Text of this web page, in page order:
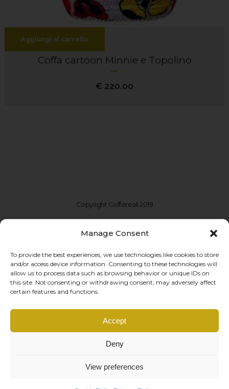
Manage Consent
To provide the best experiences, we use technologies like cookies to store
and/or access device information. Consenting to these technologies will
allow us to process data such as browsing behavior or unique IDs on
this site. Not consenting or withdrawing consent, may adversely affect
certain features and functions.
Accept
Deny
View preferences
Aggiungi al carrello
Coffa cartoon Minnie e Topolino
€ 220.00
Copyright Coffereali 2019
Coffe Reali Design di Morabito G. Susanna
Via Libertà, 97 – 90143 Palermo (PA)
P.IVA: IT06781690828 |info@coffereali.com
Condizioni di vendita